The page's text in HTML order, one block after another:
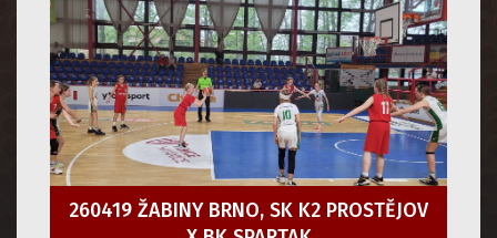
260419 ŽABINY BRNO, SK K2 PROSTĚJOV